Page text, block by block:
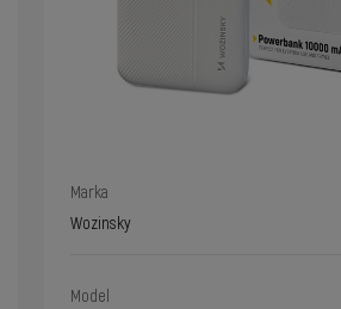
Marka
Wozinsky
Model